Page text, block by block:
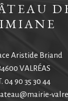
décembre :
Aristide Briand
VALRÉAS
04 90 35 30 44